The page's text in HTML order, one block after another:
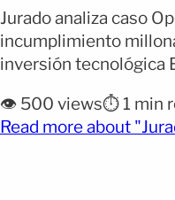
Jurado analiza caso
incumplimiento
inversión tecnológica
impulsado por Elon
y varios directivos de
👁️ 500 views⏱️ 1 min
Read more about